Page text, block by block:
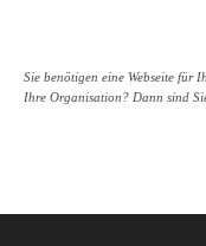
Sie benötigen eine Webseite für
Ihre Organisation? Dann sind